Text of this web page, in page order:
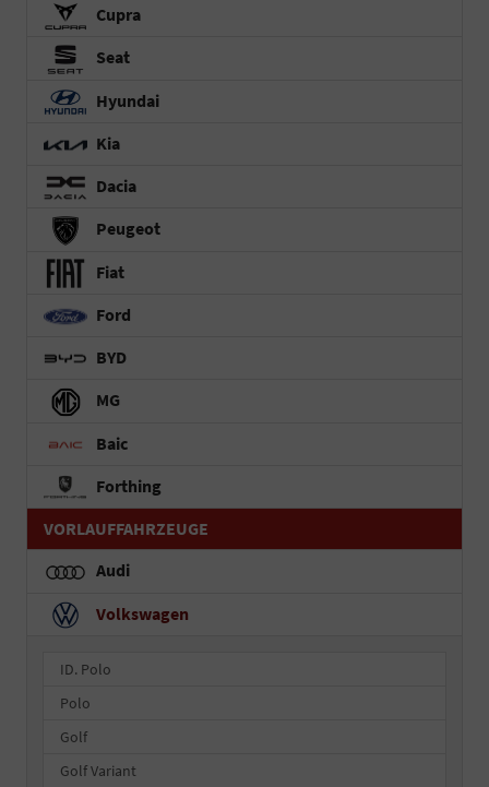
Cupra
Seat
Hyundai
Kia
Dacia
Peugeot
Fiat
Ford
BYD
MG
Baic
Forthing
VORLAUFFAHRZEUGE
Audi
Volkswagen
ID. Polo
Polo
Golf
Golf Variant